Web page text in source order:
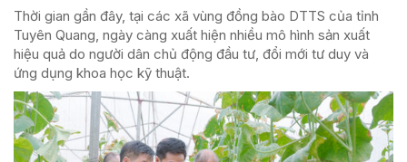
Thời gian gần đây, tại các xã vùng đồng bào DTTS của tỉnh
Tuyên Quang, ngày càng xuất hiện nhiều mô hình sản xuất
hiệu quả do người dân chủ động đầu tư, đổi mới tư duy và
ứng dụng khoa học kỹ thuật.